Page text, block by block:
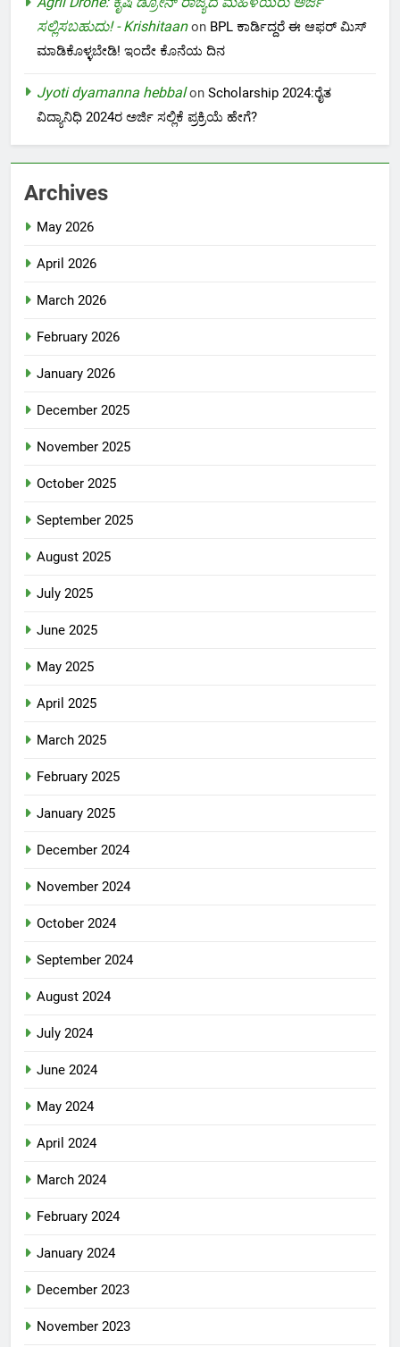
ಸಲ್ಲಿಸಬಹುದು! - Krishitaanon BPL ಕಾರ್ಡಿದ್ದರೆ ಈ ಆಫರ್ ಮಿಸ್
ಮಾಡಿಕೊಳ್ಳಬೇಡಿ! ಇಂದೇ ಕೊನೆಯ ದಿನ
Jyoti dyamanna hebbalon Scholarship 2024:ರೈತ
ವಿದ್ಯಾನಿಧಿ 2024ರ ಅರ್ಜಿ ಸಲ್ಲಿಕೆ ಪ್ರಕ್ರಿಯೆ ಹೇಗೆ?
Archives
May 2026
April 2026
March 2026
February 2026
January 2026
December 2025
November 2025
October 2025
September 2025
August 2025
July 2025
June 2025
May 2025
April 2025
March 2025
February 2025
January 2025
December 2024
November 2024
October 2024
September 2024
August 2024
July 2024
June 2024
May 2024
April 2024
March 2024
February 2024
January 2024
December 2023
November 2023